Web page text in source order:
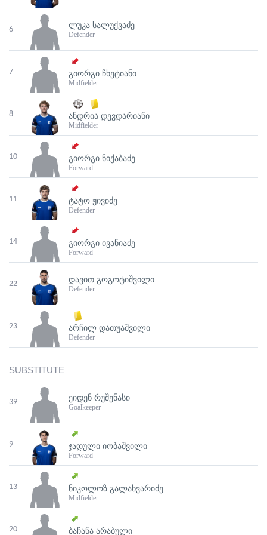
6 ᲚᲣᲙᲐ ᲡᲐᲚᲣᲥᲕᲐᲫᲔ
Defender
7 ᲒᲘᲝᲠᲒᲘ ᲩᲮᲔᲢᲘᲐᲜᲘ
Midfielder
8 ᲐᲜᲓᲠᲘᲐ ᲓᲔᲕᲓᲐᲠᲘᲐᲜᲘ
Midfielder
10 ᲒᲘᲝᲠᲒᲘ ᲜᲘᲥᲐᲑᲐᲫᲔ
Forward
11 ᲢᲐᲢᲝ ᲟᲘᲕᲘᲫᲔ
Defender
14 ᲒᲘᲝᲠᲒᲘ ᲘᲕᲐᲜᲘᲐᲫᲔ
Forward
22 ᲓᲐᲕᲘᲗ ᲒᲝᲒᲝᲢᲘᲨᲕᲘᲚᲘ
Defender
23 ᲐᲠᲩᲘᲚ ᲓᲐᲗᲣᲐᲨᲕᲘᲚᲘ
Defender
SUBSTITUTE
39 ᲔᲘᲓᲔᲜ ᲠᲣᲨᲔᲜᲐᲡᲘ
Goalkeeper
9 ᲯᲐᲓᲣᲚᲘ ᲘᲝᲑᲐᲨᲕᲘᲚᲘ
Forward
13 ᲜᲘᲙᲝᲚᲝᲖ ᲒᲐᲚᲐᲮᲕᲐᲠᲘᲫᲔ
Midfielder
20 ᲑᲐᲩᲐᲜᲐ ᲐᲠᲐᲑᲣᲚᲘ